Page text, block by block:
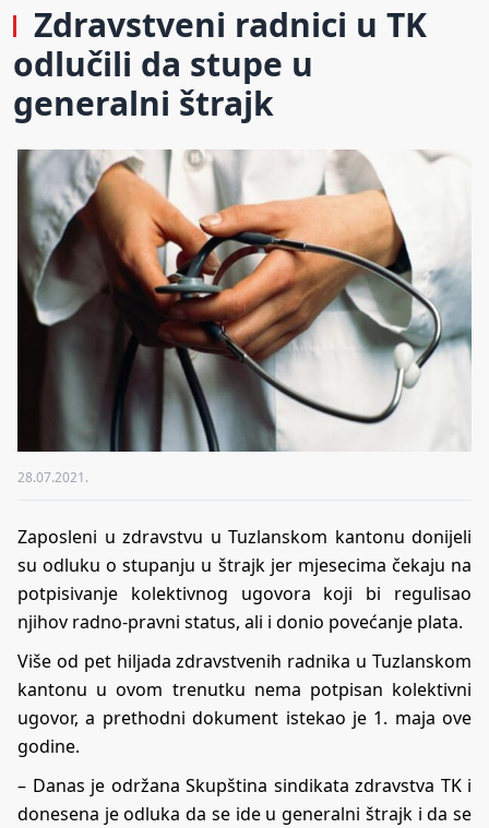
Zdravstveni radnici u TK
odlučili da stupe u
generalni štrajk
28.07.2021.
Zaposleni u zdravstvu u Tuzlanskom kantonu donijeli
su odluku o stupanju u štrajk jer mjesecima čekaju na
potpisivanje kolektivnog ugovora koji bi regulisao
njihov radno-pravni status, ali i donio povećanje plata.
Više od pet hiljada zdravstvenih radnika u Tuzlanskom
kantonu u ovom trenutku nema potpisan kolektivni
ugovor, a prethodni dokument istekao je 1. maja ove
godine.
– Danas je održana Skupština sindikata zdravstva TK i
donesena je odluka da se ide u generalni štrajk i da se